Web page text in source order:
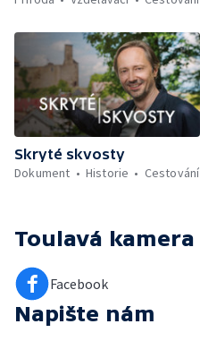
Skryté skvosty
Dokument
Historie Cestování
Toulavá kamera
Facebook
Napište nám